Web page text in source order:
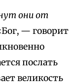
они от
— говорит
послать
великость